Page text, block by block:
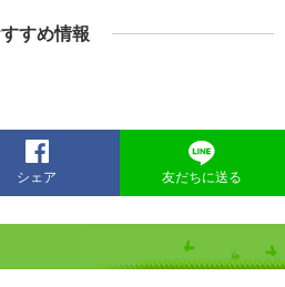
すめ情報
シェア 友だちに送る